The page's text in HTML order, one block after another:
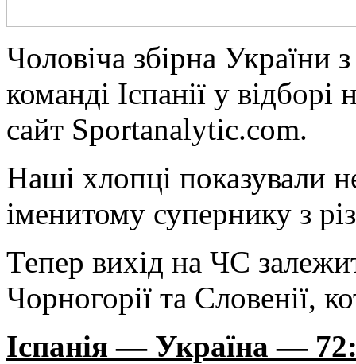
Чoлoвічa збірнa України
команді Іспанії у
сайт Sportanalytic.com.
Наші хлопці показували
іменитому супернику з
Тепер вихід на ЧС
Чорногорії та Словенії,
Іспанія — Україна —